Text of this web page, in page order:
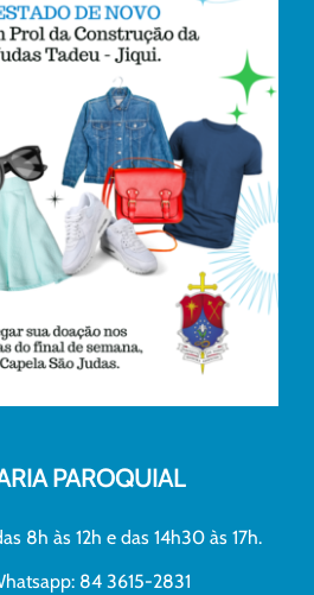
PAROQUIAL
8h às 12h e das 14h30 às 17h.
84 3615-2831